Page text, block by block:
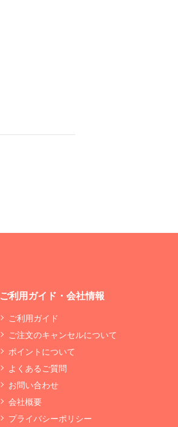
ご利用ガイド・会社情報
ご利用ガイド
ご注文のキャンセルについて
ポイントについて
よくあるご質問
お問い合わせ
会社概要
プライバシーポリシー